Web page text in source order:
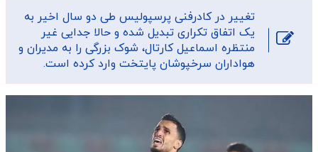
تغییر در کادرفنی پرسپولیس طی دو سال اخیر به
یک اتفاق تکراری تبدیل شده و حالا جدایی غیر
منتظره اسماعیل کارتال، شوک بزرگی را به مدیران و
هواداران سرخپوشان پایتخت وارد کرده است.